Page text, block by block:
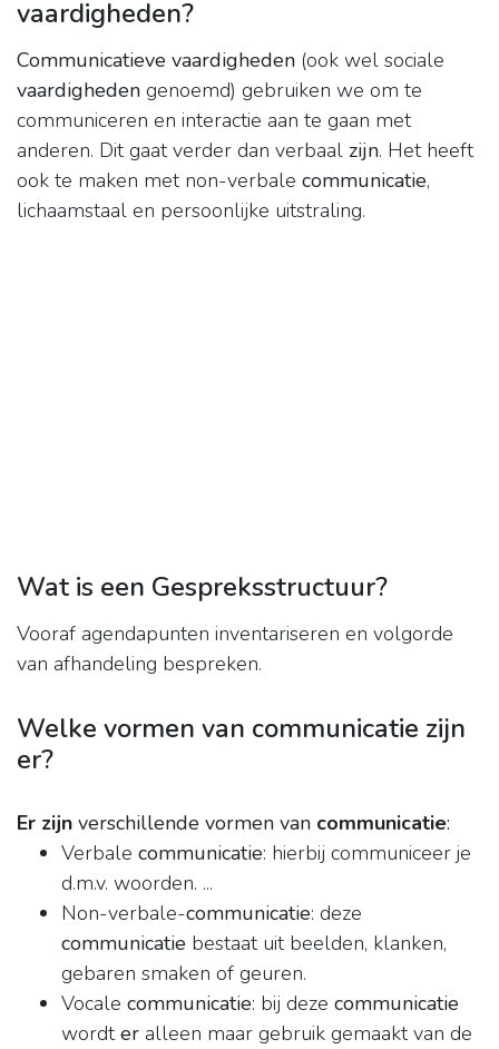
vaardigheden?
Communicatieve vaardigheden (ook wel sociale
vaardigheden genoemd) gebruiken we om te
communiceren en interactie aan te gaan met
anderen. Dit gaat verder dan verbaal zijn. Het heeft
ook te maken met non-verbale communicatie,
lichaamstaal en persoonlijke uitstraling.
Wat is een Gespreksstructuur?
Vooraf agendapunten inventariseren en volgorde
van afhandeling bespreken.
Welke vormen van communicatie zijn
er?
Er zijn verschillende vormen van communicatie:
Verbale communicatie: hierbij communiceer je
d.m.v. woorden. ...
Non-verbale-communicatie: deze
communicatie bestaat uit beelden, klanken,
gebaren smaken of geuren.
Vocale communicatie: bij deze communicatie
wordter alleen maar gebruik gemaakt van de